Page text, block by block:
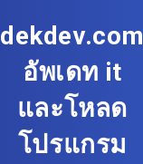
dekdev.com
อัพเดท it
และโหลด
โปรแกรม